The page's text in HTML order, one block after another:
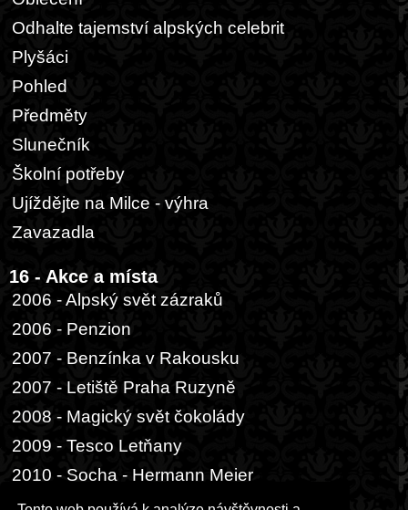
Odhalte tajemství alpských celebrit
Plyšáci
Pohled
Předměty
Slunečník
Školní potřeby
Ujíždějte na Milce - výhra
Zavazadla
16 - Akce a místa
2006 - Alpský svět zázraků
2006 - Penzion
2007 - Benzínka v Rakousku
2007 - Letiště Praha Ruzyně
2008 - Magický svět čokolády
2009 - Tesco Letňany
2010 - Socha - Hermann Meier
2014 - Buenos Aires, přístav